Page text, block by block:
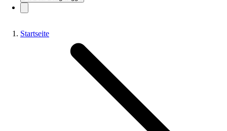
Startseite